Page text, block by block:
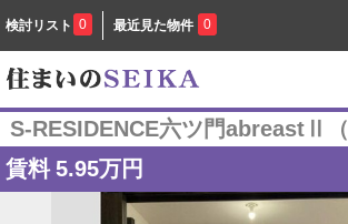
検討リスト 0 最近見た物件 0
S-RESIDENCE六ツ門abreastⅡ（
賃料 5.95万円